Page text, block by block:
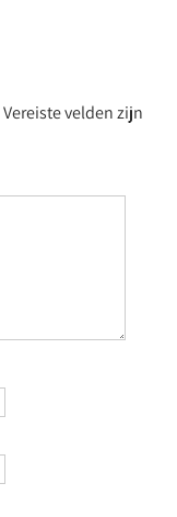
Vereiste velden zijn